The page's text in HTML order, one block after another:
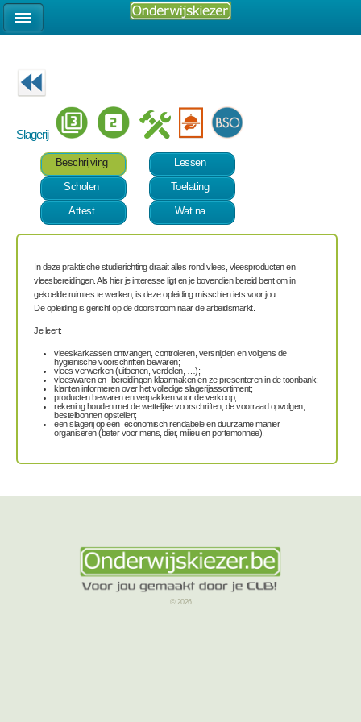
Slagerij
Beschrijving
Lessen
Scholen
Toelating
Attest
Wat na
In deze praktische studierichting draait alles rond vlees, vleesproducten en
vleesbereidingen. Als hier je interesse ligt en je bovendien bereid bent om in
gekoelde ruimtes te werken, is deze opleiding misschien iets voor jou.
De opleiding is gericht op de doorstroom naar de arbeidsmarkt.
Je leert:
vleeskarkassen ontvangen, controleren, versnijden en volgens de
hygiënische voorschriften bewaren;
vlees verwerken (uitbenen, verdelen, …);
vleeswaren en -bereidingen klaarmaken en ze presenteren in de toonbank;
klanten informeren over het volledige slagerijassortiment;
producten bewaren en verpakken voor de verkoop;
rekening houden met de wettelijke voorschriften, de voorraad opvolgen,
bestelbonnen opstellen;
een slagerij op een economisch rendabele en duurzame manier
organiseren (beter voor mens, dier, milieu en portemonnee).
© 2026